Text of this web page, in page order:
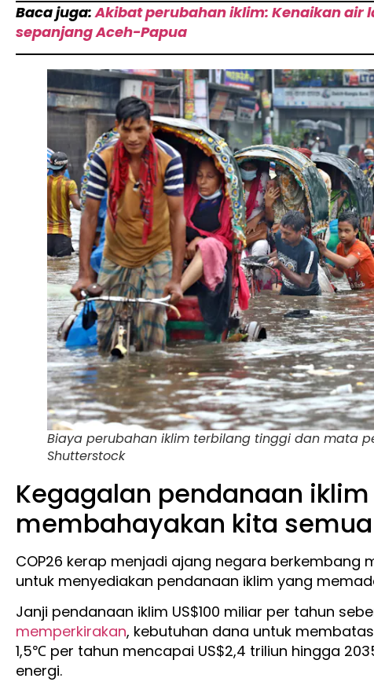
Baca juga:Akibat perubahan iklim: Kenaikan air
sepanjang Aceh-Papua
Biaya perubahan iklim terbilang tinggi dan mata
Shutterstock
Kegagalan pendanaan
membahayakan kita semua
COP26 kerap menjadi ajang negara berkembang
untuk menyediakan pendanaan iklim yang
Janji pendanaan iklim US$100 miliar per tahun
memperkirakan, kebutuhan dana untuk
1,5℃ per tahun mencapai US$2,4 triliun hingga
energi.